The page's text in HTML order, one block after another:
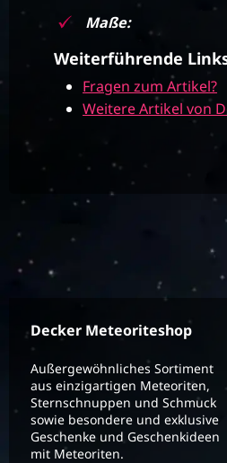
Maße:
Weiterführende
Fragen zum Artikel?
Weitere Artikel von
Decker Meteoriteshop
Außergewöhnliches Sortiment
aus einzigartigen Meteoriten,
Sternschnuppen und Schmuck
sowie besondere und exklusive
Geschenke und Geschenkideen
mit Meteoriten.